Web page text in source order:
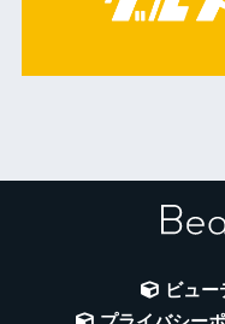
ビュ